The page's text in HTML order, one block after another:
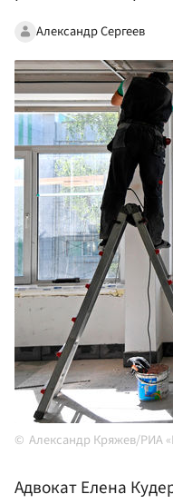
Александр Сергеев
Александр Кряжев/РИА
Адвокат Елена